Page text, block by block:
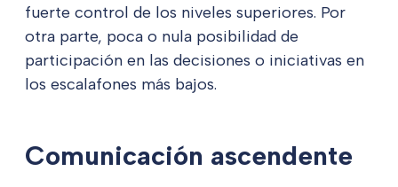
fuerte control de los niveles superiores. Por
otra parte, poca o nula posibilidad de
participación en las decisiones o iniciativas en
los escalafones más bajos.
Comunicación ascendente